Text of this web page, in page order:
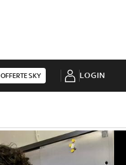
OFFERTE SKY LOGIN